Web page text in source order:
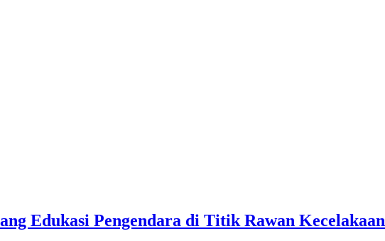
Edukasi Pengendara di Titik Rawan Kecelakaan